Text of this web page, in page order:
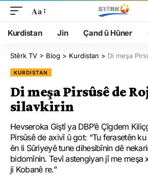
Aa
Kurdistan Jin Çand û Hûner
Stêrk TV > Blog > Kurdistan > Di meşa
KURDISTAN
Di meşa Pirsûsê de
silavkirin
Hevseroka Giştî ya DBP’ê Çîgdem
Pirsûsê de axivî û got: “Tu ferasetên
ên li Sûriyeyê tune dihesibînin dê
bidomînin. Tevî astengiyan jî me meşa
ji Kobanê re.”